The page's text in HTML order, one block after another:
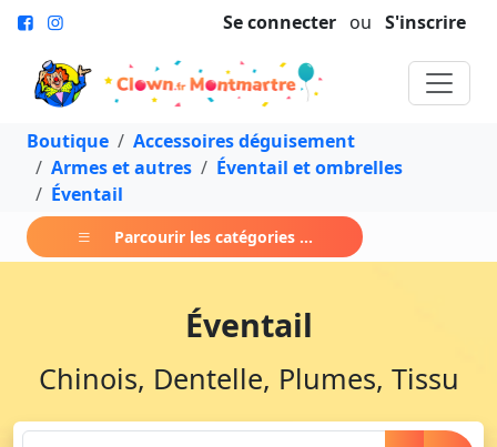
Se connecter ou S'inscrire
Boutique
Accessoires déguisement
Armes et autres
Éventail et ombrelles
Éventail
Parcourir les catégories ...
Éventail
Chinois, Dentelle, Plumes, Tissu